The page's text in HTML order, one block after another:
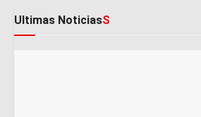
Ultimas NoticiasS